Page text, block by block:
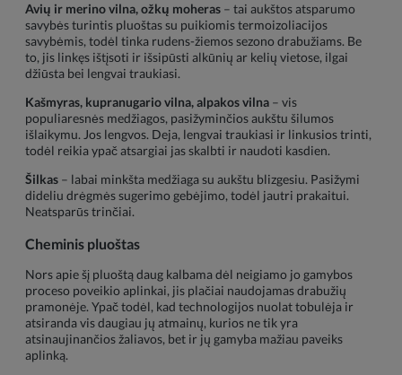
Avių ir merino vilna, ožkų moheras – tai aukštos atsparumo
savybės turintis pluoštas su puikiomis termoizoliacijos
savybėmis, todėl tinka rudens-žiemos sezono drabužiams. Be
to, jis linkęs ištįsoti ir išsipūsti alkūnių ar kelių vietose, ilgai
džiūsta bei lengvai traukiasi.
Kašmyras, kupranugario vilna, alpakos vilna – vis
populiaresnės medžiagos, pasižyminčios aukštu šilumos
išlaikymu. Jos lengvos. Deja, lengvai traukiasi ir linkusios trinti,
todėl reikia ypač atsargiai jas skalbti ir naudoti kasdien.
Šilkas – labai minkšta medžiaga su aukštu blizgesiu. Pasižymi
dideliu drėgmės sugerimo gebėjimo, todėl jautri prakaitui.
Neatsparūs trinčiai.
Cheminis pluoštas
Nors apie šį pluoštą daug kalbama dėl neigiamo jo gamybos
proceso poveikio aplinkai, jis plačiai naudojamas drabužių
pramonėje. Ypač todėl, kad technologijos nuolat tobulėja ir
atsiranda vis daugiau jų atmainų, kurios ne tik yra
atsinaujinančios žaliavos, bet ir jų gamyba mažiau paveiks
aplinką.